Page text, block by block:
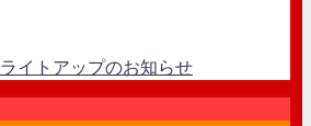
イトアップのお知らせ